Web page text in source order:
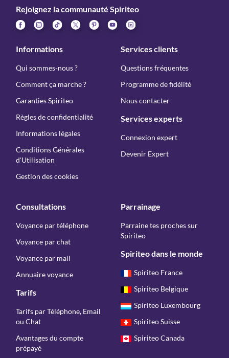
Rejoignez la communauté Spiriteo
Informations
Qui sommes-nous ?
Comment ça marche ?
Garanties Spiriteo
Règles de confidentialité
Informations légales
Conditions Générales
d'Utilisation
Gestion des cookies
Services clients
Questions fréquentes
Programme de fidélité
Nous contacter
Services experts
Connexion expert
Devenir Expert
Consultations
Voyance par téléphone
Voyance par chat
Voyance par mail
Annuaire voyance
Tarifs
Tarifs par Téléphone, Email
ou Chat
Avantages du compte
prépayé
Parrainage
Parraine tes proches sur
Spiriteo
Spiriteo dans le monde
Spiriteo France
Spiriteo Belgique
Spiriteo Luxembourg
Spiriteo Suisse
Spiriteo Canada